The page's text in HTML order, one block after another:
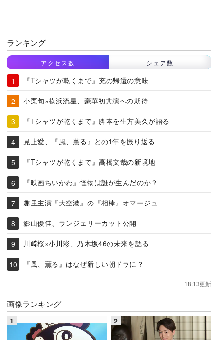
ランキング
アクセス数 シェア数
『Tシャツが乾くまで』充の帰還の意味
小栗旬×横浜流星、豪華初共演への期待
『Tシャツが乾くまで』脚本を生方美久が語る
見上愛、『風、薫る』との1年を振り返る
『Tシャツが乾くまで』高橋文哉の新境地
『映画ちいかわ』怪物は誰が生んだのか？
趣里主演『大空港』の『相棒』オマージュ
影山優佳、ランジェリーカット公開
川﨑桜×小川彩、乃木坂46の未来を語る
『風、薫る』はなぜ新しい朝ドラに？
18:13更新
画像ランキング